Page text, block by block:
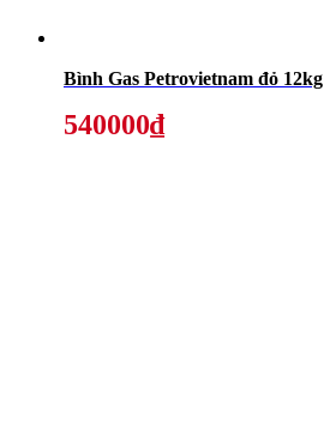
Bình Gas Petrovietnam đỏ 12kg
540000₫